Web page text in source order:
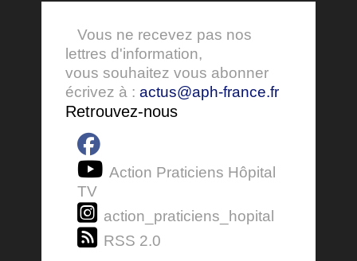
Vous ne recevez pas nos
lettres d'information,
vous souhaitez vous abonner
écrivez à : actus@aph-france.fr
Retrouvez-nous
Action Praticiens Hôpital
TV
action_praticiens_hopital
RSS 2.0